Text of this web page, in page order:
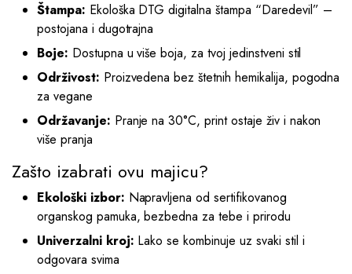
Štampa: Ekološka DTG digitalna štampa “Daredevil” –
postojana i dugotrajna
Boje: Dostupna u više boja, za tvoj jedinstveni stil
Održivost: Proizvedena bez štetnih hemikalija, pogodna
za vegane
Održavanje: Pranje na 30°C, print ostaje živ i nakon
više pranja
Zašto izabrati ovu majicu?
Ekološki izbor: Napravljena od sertifikovanog
organskog pamuka, bezbedna za tebe i prirodu
Univerzalni kroj: Lako se kombinuje uz svaki stil i
odgovara svima